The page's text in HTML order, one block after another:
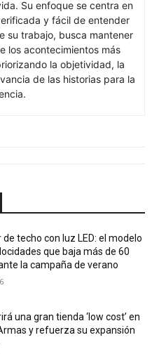
Su enfoque se centra en
y fácil de entender
su trabajo, busca mantener
los acontecimientos más
la objetividad, la
de las historias para la
techo con luz LED: el modelo
que baja más de 60
la campaña de verano
una gran tienda ‘low cost’ en
y refuerza su expansión